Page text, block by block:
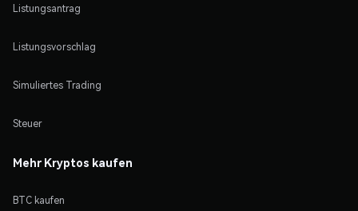
Listungsantrag
Listungsvorschlag
Simuliertes Trading
Steuer
Mehr Kryptos kaufen
BTC kaufen